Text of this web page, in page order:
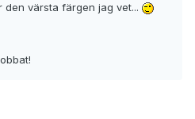
värsta färgen jag vet...